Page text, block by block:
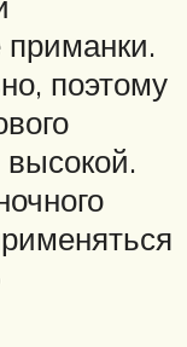
приманки.
поэтому